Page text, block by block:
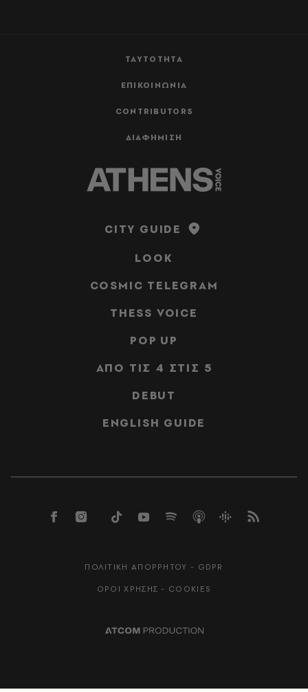
ΤΑΥΤΟΤΗΤΑ
ΕΠΙΚΟΙΝΩΝΙΑ
CONTRIBUTORS
ΔΙΑΦΗΜΙΣΗ
CITY GUIDE
LOOK
COSMIC TELEGRAM
THESS VOICE
POP UP
ΑΠΟ ΤΙΣ 4 ΣΤΙΣ 5
DEBUT
ENGLISH GUIDE
ΠΟΛΙΤΙΚΗ ΑΠΟΡΡΗΤΟΥ - GDPR
ΟΡΟΙ ΧΡΗΣΗΣ - COOKIES